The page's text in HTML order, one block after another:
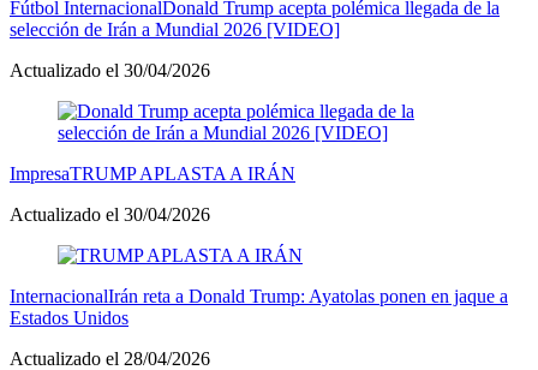
Fútbol InternacionalDonald Trump acepta polémica llegada de la
selección de Irán a Mundial 2026 [VIDEO]
Actualizado el 30/04/2026
ImpresaTRUMP APLASTA A IRÁN
Actualizado el 30/04/2026
InternacionalIrán reta a Donald Trump: Ayatolas ponen en jaque a
Estados Unidos
Actualizado el 28/04/2026